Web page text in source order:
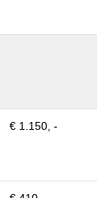
€ 1.150, -